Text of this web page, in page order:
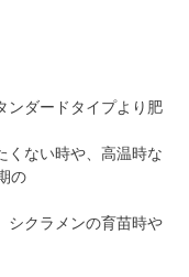
ダードタイプより肥
ない時や、高温時な
の
クラメンの育苗時や